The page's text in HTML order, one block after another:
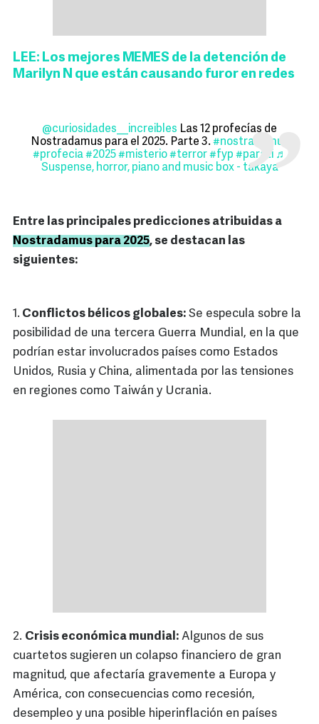
LEE: Los mejores MEMES de la detención de
Marilyn N que están causando furor en redes
@curiosidades__increibles Las 12 profecías de
Nostradamus para el 2025. Parte 3. #nostradamus
#profecia #2025 #misterio #terror #fyp #parati ♬
Suspense, horror, piano and music box - takaya
Entre las principales predicciones atribuidas a
Nostradamus para 2025, se destacan las
siguientes:
1. Conflictos bélicos globales: Se especula sobre la
posibilidad de una tercera Guerra Mundial, en la que
podrían estar involucrados países como Estados
Unidos, Rusia y China, alimentada por las tensiones
en regiones como Taiwán y Ucrania.
2. Crisis económica mundial: Algunos de sus
cuartetos sugieren un colapso financiero de gran
magnitud, que afectaría gravemente a Europa y
América, con consecuencias como recesión,
desempleo y una posible hiperinflación en países